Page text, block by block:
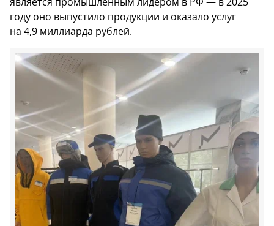
году оно выпустило продукции и оказало услуг
на 4,9 миллиарда рублей.